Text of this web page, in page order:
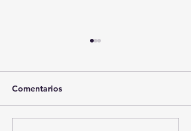
Comentarios